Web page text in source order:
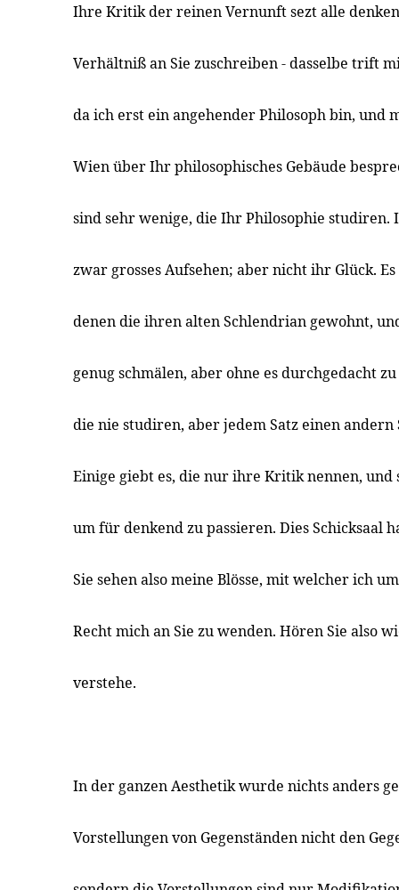
Ihre Kritik der reinen Vernunft sezt alle
Verhältniß an Sie zuschreiben - dasselbe trift
da ich erst ein angehender Philosoph bin, und
Wien über Ihr philosophisches Gebäude
sind sehr wenige, die Ihr Philosophie
zwar grosses Aufsehen; aber nicht ihr Glück.
denen die ihren alten Schlendrian gewohnt,
genug schmälen, aber ohne es durchgedacht
die nie studiren, aber jedem Satz einen andern
Einige giebt es, die nur ihre Kritik nennen, und
um für denkend zu passieren. Dies Schicksaal
Sie sehen also meine Blösse, mit welcher ich
Recht mich an Sie zu wenden. Hören Sie also
verstehe.
In der ganzen Aesthetik wurde nichts anders
Vorstellungen von Gegenständen nicht den